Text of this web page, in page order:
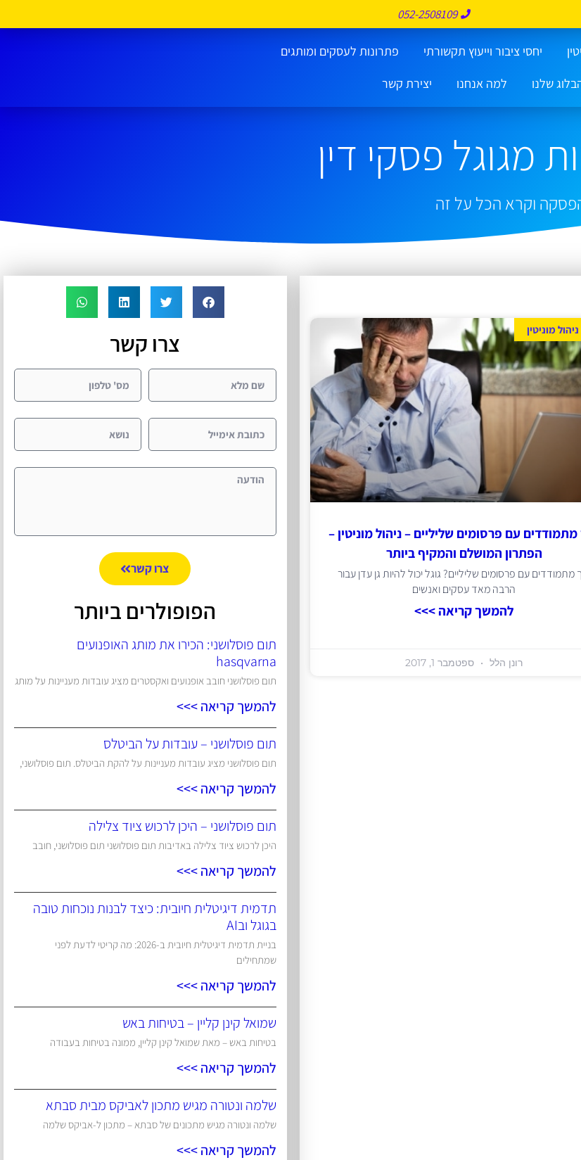
052-2508109
יחסי ציבור וייעוץ תקשורתי
פתרונות לעסקים ומותגים
שלנו למה אנחנו יצירת קשר
מגוגל פסקי דין
וקרא הכל על זה
מוניטין
מתמודדים עם פרסומים שליליים – ניהול מוניטין –
הפתרון המושלם והמקיף ביותר
מתמודדים עם פרסומים שליליים? גוגל יכול להיות גן עדן עבור
הרבה מאד עסקים ואנשים
להמשך קריאה >>>
רונן הלל ספטמבר 1, 2017
צרו קשר
צרו קשר
הפופולרים ביותר
תום פוסלושני: הכירו את מותג האופנועים
hasqvarna
תום פוסלושני חובב אופנועים ואקסטרים מציג עובדות מעניינות על מותג
להמשך קריאה >>>
תום פוסלושני – עובדות על הביטלס
תום פוסלושני מציג עובדות מעניינות על להקת הביטלס. תום פוסלושני,
להמשך קריאה >>>
תום פוסלושני – היכן לרכוש ציוד צלילה
היכן לרכוש ציוד צלילה באדיבות תום פוסלושני תום פוסלושני, חובב
להמשך קריאה >>>
תדמית דיגיטלית חיובית: כיצד לבנות נוכחות טובה
בגוגל ובAI
בניית תדמית דיגיטלית חיובית ב-2026: מה קריטי לדעת לפני
שמתחילים
להמשך קריאה >>>
שמואל קינן קליין – בטיחות באש
בטיחות באש – מאת שמואל קינן קליין, ממונה בטיחות בעבודה
להמשך קריאה >>>
שלמה ונטורה מגיש מתכון לאביקס מבית סבתא
שלמה ונטורה מגיש מתכונים של סבתא – מתכון ל-אביקס שלמה
להמשך קריאה >>>